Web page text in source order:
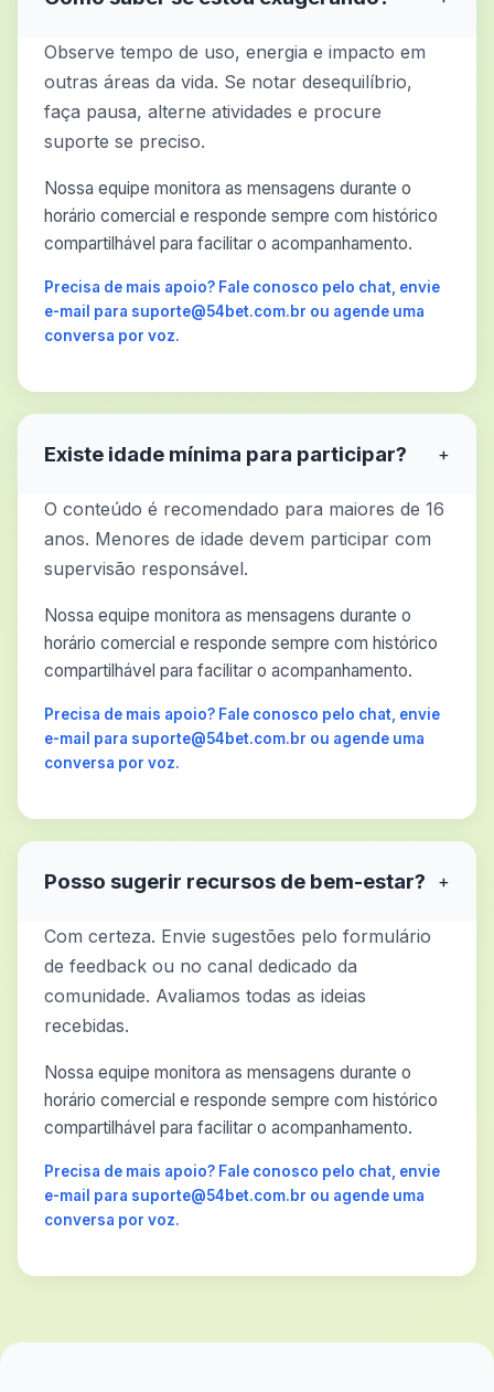
Observe tempo de uso, energia e impacto em
outras áreas da vida. Se notar desequilíbrio,
faça pausa, alterne atividades e procure
suporte se preciso.
Nossa equipe monitora as mensagens durante o
horário comercial e responde sempre com histórico
compartilhável para facilitar o acompanhamento.
Precisa de mais apoio? Fale conosco pelo chat, envie
e-mail para suporte@54bet.com.br ou agende uma
conversa por voz.
Existe idade mínima para participar? +
O conteúdo é recomendado para maiores de 16
anos. Menores de idade devem participar com
supervisão responsável.
Nossa equipe monitora as mensagens durante o
horário comercial e responde sempre com histórico
compartilhável para facilitar o acompanhamento.
Precisa de mais apoio? Fale conosco pelo chat, envie
e-mail para suporte@54bet.com.br ou agende uma
conversa por voz.
Posso sugerir recursos de bem-estar? +
Com certeza. Envie sugestões pelo formulário
de feedback ou no canal dedicado da
comunidade. Avaliamos todas as ideias
recebidas.
Nossa equipe monitora as mensagens durante o
horário comercial e responde sempre com histórico
compartilhável para facilitar o acompanhamento.
Precisa de mais apoio? Fale conosco pelo chat, envie
e-mail para suporte@54bet.com.br ou agende uma
conversa por voz.